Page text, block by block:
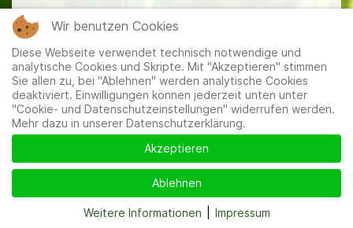
Mitglieder|Impressum|Datenschutzerklärung|Cookie-
und Datenschutzeinstellungen
Wir benutzen Cookies
Diese Webseite verwendet technisch notwendige und
analytische Cookies und Skripte. Mit "Akzeptieren" stimmen
Sie allen zu, bei "Ablehnen" werden analytische Cookies
deaktiviert. Einwilligungen können jederzeit unten unter
"Cookie- und Datenschutzeinstellungen" widerrufen werden.
Mehr dazu in unserer Datenschutzerklärung.
Akzeptieren
Ablehnen
Weitere Informationen Impressum